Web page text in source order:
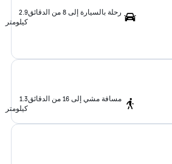
رحلة بالسيارة إلى 8 من الدقائق
2.9
كيلومتر
مسافة مشي إلى 16 من الدقائق
1.3
كيلومتر